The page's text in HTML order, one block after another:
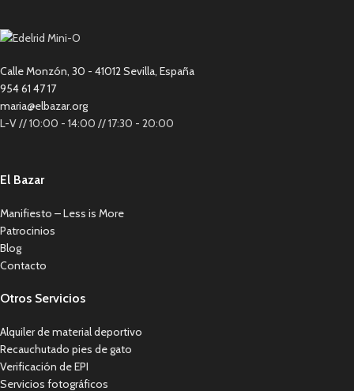
Calle Monzón, 30 - 41012 Sevilla, España
954 61 47 17
maria@elbazar.org
L-V // 10:00 - 14:00 // 17:30 - 20:00
El Bazar
Manifiesto – Less is More
Patrocinios
Blog
Contacto
Otros Servicios
Alquiler de material deportivo
Recauchutado pies de gato
Verificación de EPI
Servicios fotográficos